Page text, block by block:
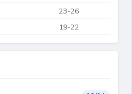
23-26
19-22